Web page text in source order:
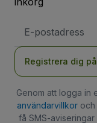
postadress
Registrera dig
Genom att logga in
användarvillkoroch
få SMS-